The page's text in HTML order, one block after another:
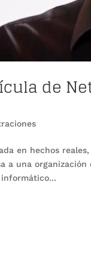
de
en hechos
a una